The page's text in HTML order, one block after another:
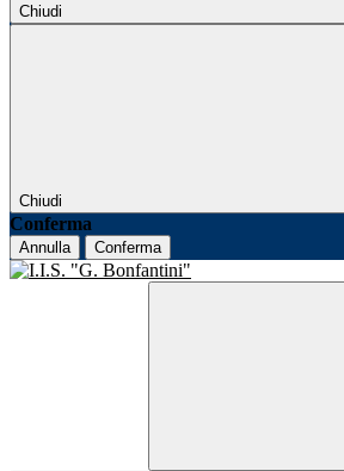
Chiudi
Chiudi
Conferma
Annulla Conferma